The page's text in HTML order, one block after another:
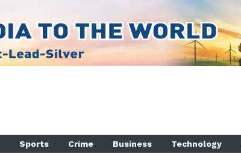
Sports Crime Business Technology